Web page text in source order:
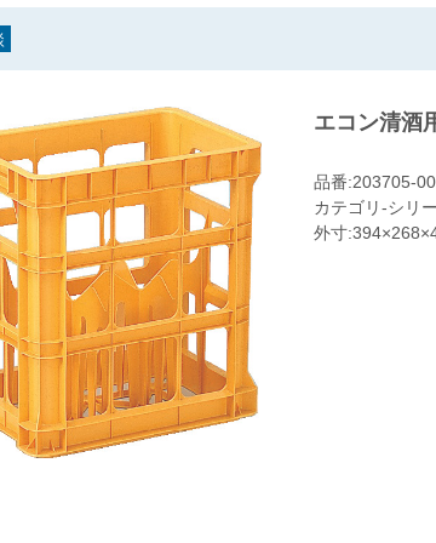
エコン清酒
品番:203705-00
カテゴリ-シリ
外寸